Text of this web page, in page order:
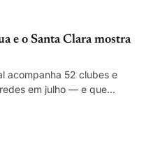
e o Santa Clara mostra
acompanha 52 clubes e
em julho — e que
acima da dimensão